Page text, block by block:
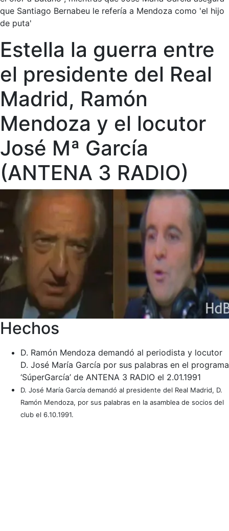
que Santiago Bernabeu le refería a Mendoza como 'el hijo
de puta'
Estella la guerra entre
el presidente del Real
Madrid, Ramón
Mendoza y el locutor
José Mª García
(ANTENA 3 RADIO)
Hechos
D. Ramón Mendoza demandó al periodista y locutor
D. José María García por sus palabras en el programa
‘SúperGarcía’ de ANTENA 3 RADIO el 2.01.1991
D. José María García demandó al presidente del Real Madrid, D.
Ramón Mendoza, por sus palabras en la asamblea de socios del
club el 6.10.1991.